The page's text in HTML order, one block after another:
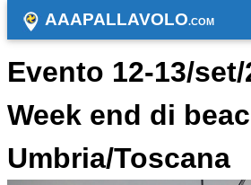
AAAPALLAVOLO.COM
Evento 12-13/set/
Week end di
Umbria/Toscana